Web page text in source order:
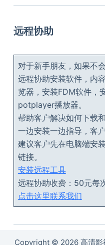
远程协助
对于新手朋友，如果不
远程协助安装软件，内
览器，安装FDM软件，
potplayer播放器。
帮助客户解决如何下载
一边安装一边指导，客
建议客户先在电脑端安
链接。
安装远程工具
远程协助收费：50元每次
点击这里联系我们
Copyright © 2026 高清